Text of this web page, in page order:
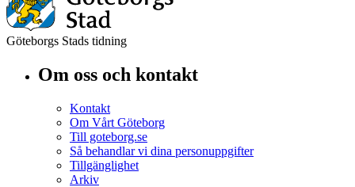
Göteborgs Stads tidning
Om oss och kontakt
Kontakt
Om Vårt Göteborg
Till goteborg.se
Så behandlar vi dina personuppgifter
Tillgänglighet
Arkiv